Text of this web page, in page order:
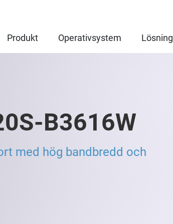
Produkt Operativsystem Lösning
B3616W
med hög bandbredd och